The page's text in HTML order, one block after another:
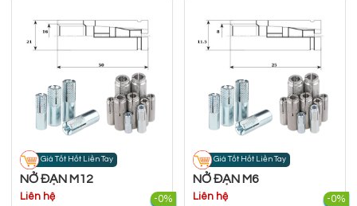
Giá Tốt Hốt Liền Tay
NỞ ĐẠN M12
Liên hệ -0%
Giá Tốt Hốt Liền Tay
NỞ ĐẠN M6
Liên hệ -0%